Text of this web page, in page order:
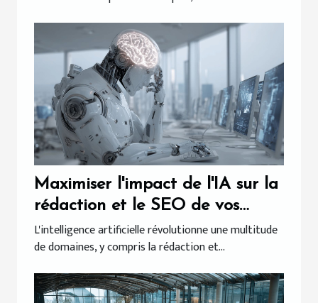
Maximiser l'impact de l'IA sur la
rédaction et le SEO de vos
contenus
L'intelligence artificielle révolutionne une multitude
de domaines, y compris la rédaction et...